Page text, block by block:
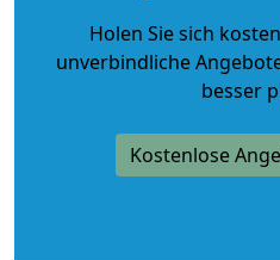
Holen Sie sich
unverbindliche
besser
Kostenlose